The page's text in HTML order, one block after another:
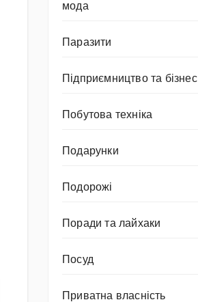
мода
Паразити
Підприємництво та бізнес
Побутова техніка
Подарунки
Подорожі
Поради та лайхаки
Посуд
Приватна власність